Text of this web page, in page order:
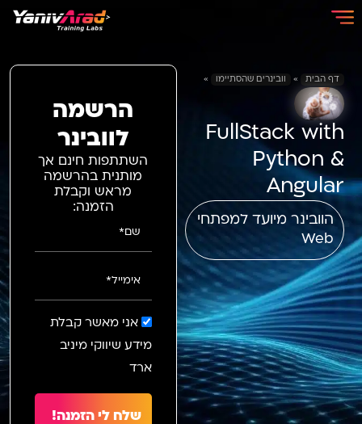
דף הבית » וובינרים שהסתיימו »
FullStack with
Python &
Angular
הוובינר מיועד למפתחי
Web
הרשמה
לוובינר
השתתפות חינם אך
מותנית בהרשמה
מראש וקבלת
הזמנה:
שם*
אימייל*
אני מאשר קבלת
מידע שיווקי מיניב
ארד
שלח לי הזמנה!